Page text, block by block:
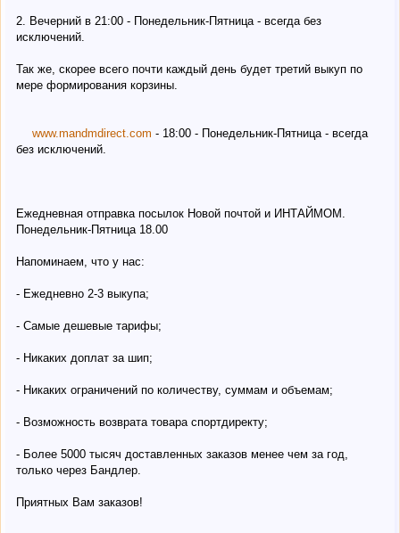
2. Вечерний в 21:00 - Понедельник-Пятница - всегда без
исключений.
Так же, скорее всего почти каждый день будет третий выкуп по
мере формирования корзины.
www.mandmdirect.com - 18:00 - Понедельник-Пятница - всегда
без исключений.
Ежедневная отправка посылок Новой почтой и ИНТАЙМОМ.
Понедельник-Пятница 18.00
Напоминаем, что у нас:
- Ежедневно 2-3 выкупа;
- Самые дешевые тарифы;
- Никаких доплат за шип;
- Никаких ограничений по количеству, суммам и объемам;
- Возможность возврата товара спортдиректу;
- Более 5000 тысяч доставленных заказов менее чем за год,
только через Бандлер.
Приятных Вам заказов!